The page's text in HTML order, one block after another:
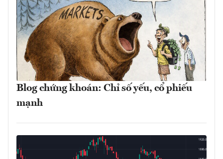
Blog chứng khoán: Chỉ số yếu, cổ phiếu
mạnh